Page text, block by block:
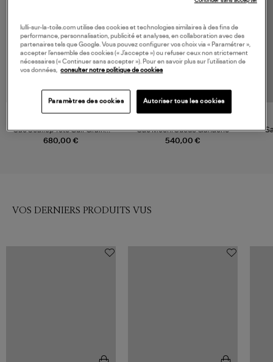
680,00 €
Sac Scallop Tote Cuir Grainé
Espresso
540,00 €
Sac Mochi Suédé Ganache
VOS DERNIERS PRODUITS VUS
lulli-sur-la-toile.com utilise des cookies et technologies similaires à des fins de
performance, personnalisation, publicité et analyses, en collaboration avec des
partenaires tels que Google. Vous pouvez configurer vos choix via « Paramétrer »,
accepter l’ensemble des cookies (« J’accepte ») ou refuser ceux non strictement
nécessaires (« Continuer sans accepter »). Pour en savoir plus sur l’utilisation de
vos données, consulter notre politique de cookies
Paramètres des cookies Autoriser tous les cookies